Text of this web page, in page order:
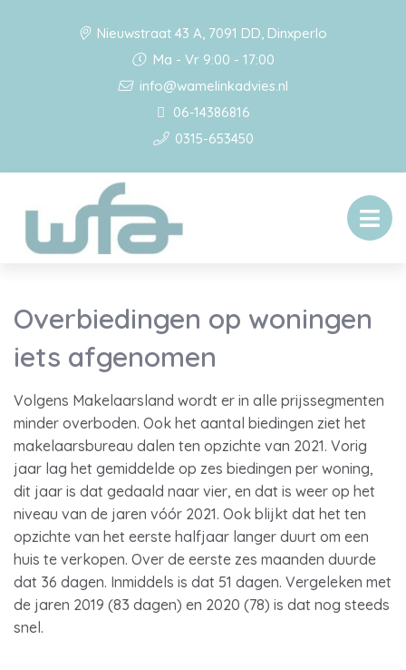
Nieuwstraat 43 A, 7091 DD, Dinxperlo
Ma - Vr 9:00 - 17:00
info@wamelinkadvies.nl
06-14386816
0315-653450
Overbiedingen op woningen
iets afgenomen
Volgens Makelaarsland wordt er in alle prijssegmenten
minder overboden. Ook het aantal biedingen ziet het
makelaarsbureau dalen ten opzichte van 2021. Vorig
jaar lag het gemiddelde op zes biedingen per woning,
dit jaar is dat gedaald naar vier, en dat is weer op het
niveau van de jaren vóór 2021. Ook blijkt dat het ten
opzichte van het eerste halfjaar langer duurt om een
huis te verkopen. Over de eerste zes maanden duurde
dat 36 dagen. Inmiddels is dat 51 dagen. Vergeleken met
de jaren 2019 (83 dagen) en 2020 (78) is dat nog steeds
snel.